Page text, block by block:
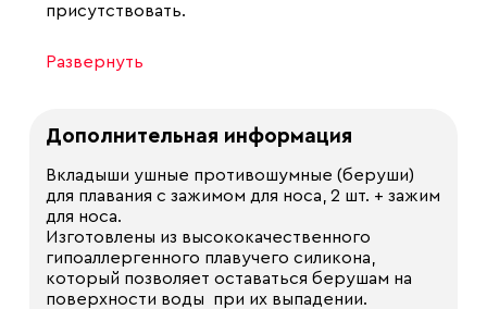
присутствовать.
Развернуть
Дополнительная информация
Вкладыши ушные противошумные (беруши)
для плавания с зажимом для носа, 2 шт. + зажим
для носа.
Изготовлены из высококачественного
гипоаллергенного плавучего силикона,
который позволяет оставаться берушам на
поверхности воды при их выпадении.